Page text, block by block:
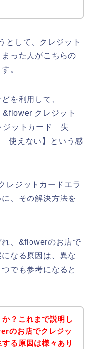
として、クレジット
った人がこちらの
。
を利用して、
&flower クレジット
ジットカード 失
使えない】という感
レジットカードエラ
、その解決方法を
、&flowerのお店で
なる原因は、異な
でも参考になると
？これまで説明し
のお店でクレジッ
する原因は様々あり